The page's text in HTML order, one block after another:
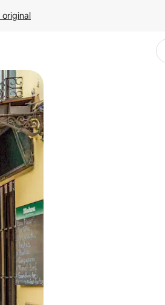
original
desliza el dedo.